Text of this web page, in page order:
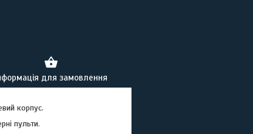
для замовлення
корпус.
пульти.